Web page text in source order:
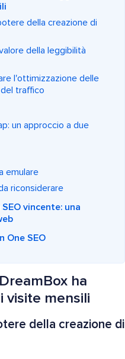
della creazione di
della leggibilità
l'ottimizzazione delle
traffico
un approccio a due
emulare
riconsiderare
vincente: una
One SEO
ha
visite mensili
della creazione di